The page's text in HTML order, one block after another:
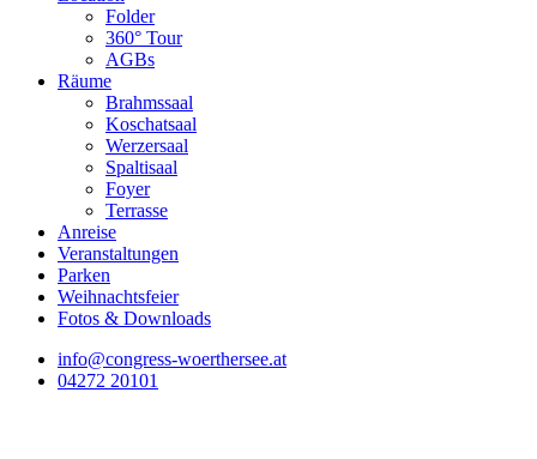
Folder
360° Tour
AGBs
Räume
Brahmssaal
Koschatsaal
Werzersaal
Spaltisaal
Foyer
Terrasse
Anreise
Veranstaltungen
Parken
Weihnachtsfeier
Fotos & Downloads
info@congress-woerthersee.at
04272 20101